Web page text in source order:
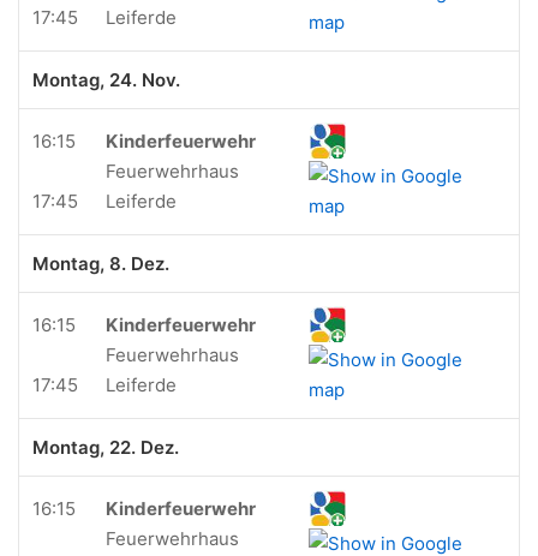
17:45
Leiferde
Montag, 24. Nov.
16:15
17:45
Kinderfeuerwehr
Feuerwehrhaus
Leiferde
Montag, 8. Dez.
16:15
17:45
Kinderfeuerwehr
Feuerwehrhaus
Leiferde
Montag, 22. Dez.
16:15
Kinderfeuerwehr
Feuerwehrhaus